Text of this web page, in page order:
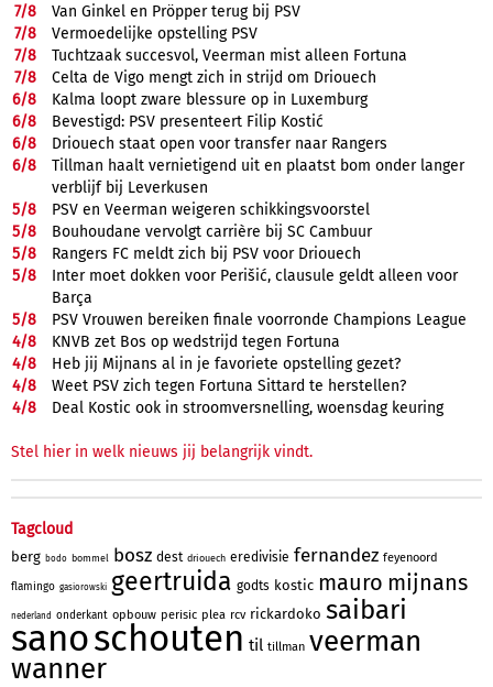
7/8
Van Ginkel en Pröpper terug bij PSV
7/8
Vermoedelijke opstelling PSV
7/8
Tuchtzaak succesvol, Veerman mist alleen Fortuna
7/8
Celta de Vigo mengt zich in strijd om Driouech
6/8
Kalma loopt zware blessure op in Luxemburg
6/8
Bevestigd: PSV presenteert Filip Kostić
6/8
Driouech staat open voor transfer naar Rangers
6/8
Tillman haalt vernietigend uit en plaatst bom onder langer
verblijf bij Leverkusen
5/8
PSV en Veerman weigeren schikkingsvoorstel
5/8
Bouhoudane vervolgt carrière bij SC Cambuur
5/8
Rangers FC meldt zich bij PSV voor Driouech
5/8
Inter moet dokken voor Perišić, clausule geldt alleen voor
Barça
5/8
PSV Vrouwen bereiken finale voorronde Champions League
4/8
KNVB zet Bos op wedstrijd tegen Fortuna
4/8
Heb jij Mijnans al in je favoriete opstelling gezet?
4/8
Weet PSV zich tegen Fortuna Sittard te herstellen?
4/8 Deal Kostic ook in stroomversnelling, woensdag keuring
Stel hier in welk nieuws jij belangrijk vindt.
Tagcloud
berg bodo bommel bosz dest driouech eredivisie fernandez feyenoord
flamingo gasiorowski geertruida godts kostic mauro mijnans
nederland onderkant opbouw perisic plea rcv rickardoko saibari
sanoschouten til tillman veerman
wanner